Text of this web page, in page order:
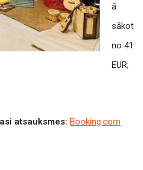
ā
sākot
no 41
EUR;
atsauksmes: Booking.com